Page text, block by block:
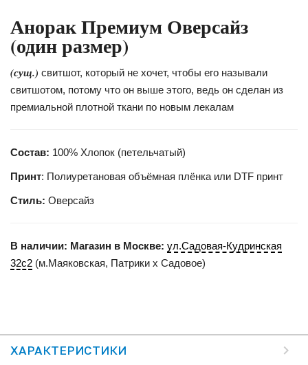
Анорак Премиум Оверсайз
(один размер)
(сущ.) свитшот, который не хочет, чтобы его называли
свитшотом, потому что он выше этого, ведь он сделан из
премиальной плотной ткани по новым лекалам
Состав: 100% Хлопок (петельчатый)
Принт: Полиуретановая объёмная плёнка или DTF принт
Стиль: Оверсайз
В наличии: Магазин в Москве: ул.Садовая-Кудринская
32с2 (м.Маяковская, Патрики x Садовое)
ХАРАКТЕРИСТИКИ